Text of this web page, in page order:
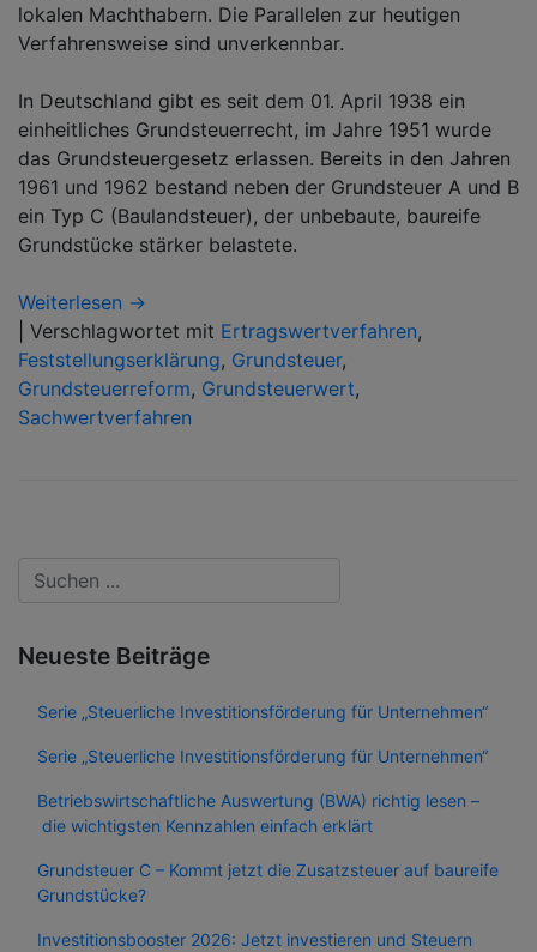
lokalen Machthabern. Die Parallelen zur heutigen
Verfahrensweise sind unverkennbar.
In Deutschland gibt es seit dem 01. April 1938 ein
einheitliches Grundsteuerrecht, im Jahre 1951 wurde
das Grundsteuergesetz erlassen. Bereits in den Jahren
1961 und 1962 bestand neben der Grundsteuer A und B
ein Typ C (Baulandsteuer), der unbebaute, baureife
Grundstücke stärker belastete.
Weiterlesen →
Verschlagwortet mit Ertragswertverfahren,
Feststellungserklärung, Grundsteuer,
Grundsteuerreform, Grundsteuerwert,
Sachwertverfahren
Neueste Beiträge
Serie „Steuerliche Investitionsförderung für Unternehmen“
Serie „Steuerliche Investitionsförderung für Unternehmen“
Betriebswirtschaftliche Auswertung (BWA) richtig lesen –
die wichtigsten Kennzahlen einfach erklärt
Grundsteuer C – Kommt jetzt die Zusatzsteuer auf baureife
Grundstücke?
Investitionsbooster 2026: Jetzt investieren und Steuern